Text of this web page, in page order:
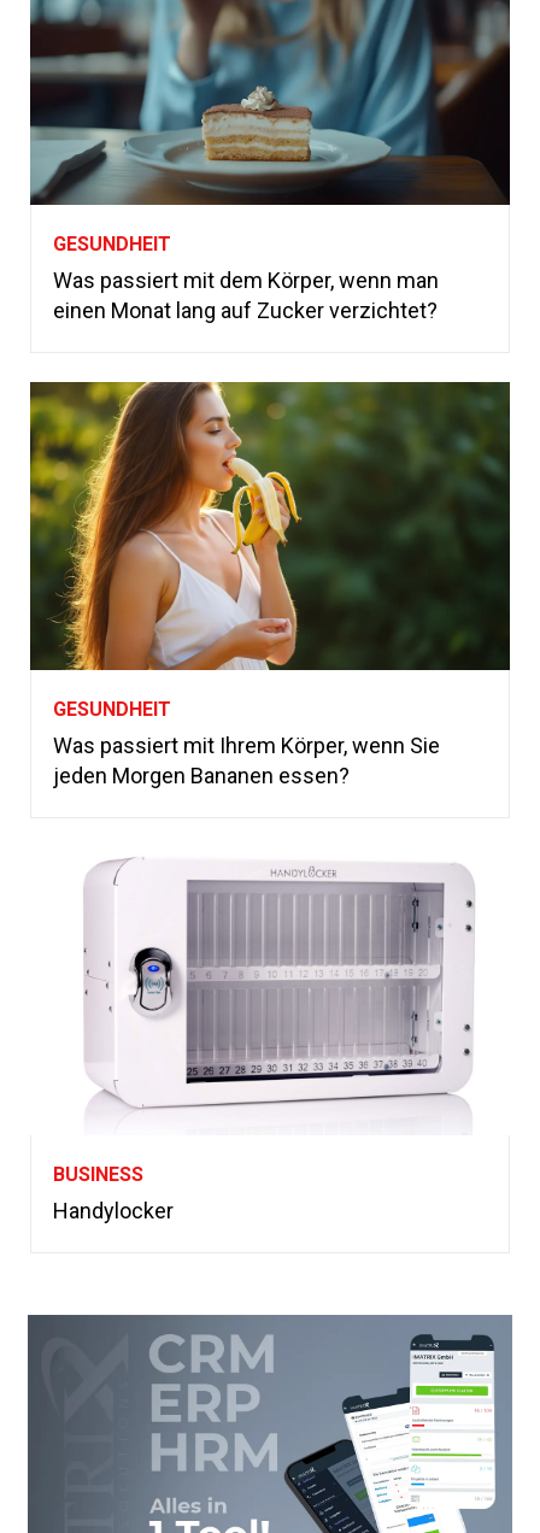
GESUNDHEIT
Was passiert mit dem Körper, wenn man
einen Monat lang auf Zucker verzichtet?
GESUNDHEIT
Was passiert mit Ihrem Körper, wenn Sie
jeden Morgen Bananen essen?
BUSINESS
Handylocker